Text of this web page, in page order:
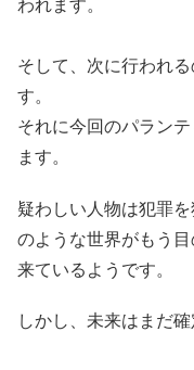
われます。
そして、次に行われ
す。
それに今回のパラン
ます。
疑わしい人物は犯罪
のような世界がもう目
来ているようです。
しかし、未来はまだ確